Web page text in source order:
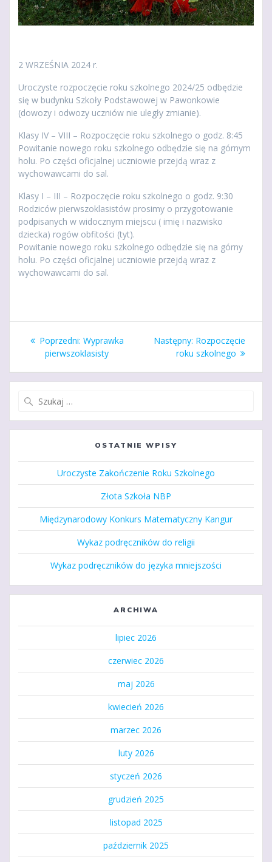
2 WRZEŚNIA 2024 r.
Uroczyste rozpoczęcie roku szkolnego 2024/25 odbędzie
się w budynku Szkoły Podstawowej w Pawonkowie
(dowozy i odwozy uczniów nie uległy zmianie).
Klasy IV – VIII – Rozpoczęcie roku szkolnego o godz. 8:45
Powitanie nowego roku szkolnego odbędzie się na górnym
holu. Po części oficjalnej uczniowie przejdą wraz z
wychowawcami do sal.
Klasy I – III – Rozpoczęcie roku szkolnego o godz. 9:30
Rodziców pierwszoklasistów prosimy o przygotowanie
podpisanych w widocznym miejscu ( imię i nazwisko
dziecka) rogów obfitości (tyt).
Powitanie nowego roku szkolnego odbędzie się na górny
holu. Po części oficjalnej uczniowie przejdą wraz z
wychowawcami do sal.
Nawigacja
wpisu
Poprzedni: Poprzedni
wpis:
Wyprawka
pierwszoklasisty
Następny: Następny
wpis:
Rozpoczęcie
roku szkolnego
OSTATNIE WPISY
Uroczyste Zakończenie Roku Szkolnego
Złota Szkoła NBP
Międzynarodowy Konkurs Matematyczny Kangur
Wykaz podręczników do religii
Wykaz podręczników do języka mniejszości
ARCHIWA
lipiec 2026
czerwiec 2026
maj 2026
kwiecień 2026
marzec 2026
luty 2026
styczeń 2026
grudzień 2025
listopad 2025
październik 2025